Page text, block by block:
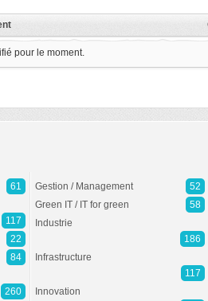
pour le moment.
61
117
22
84
260
Gestion / Management
52
Green IT / IT for green
58
Industrie
186
Infrastructure
117
Innovation